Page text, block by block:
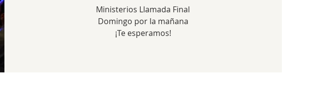
Ministerios Llamada Final
Domingo por la mañana
¡Te esperamos!